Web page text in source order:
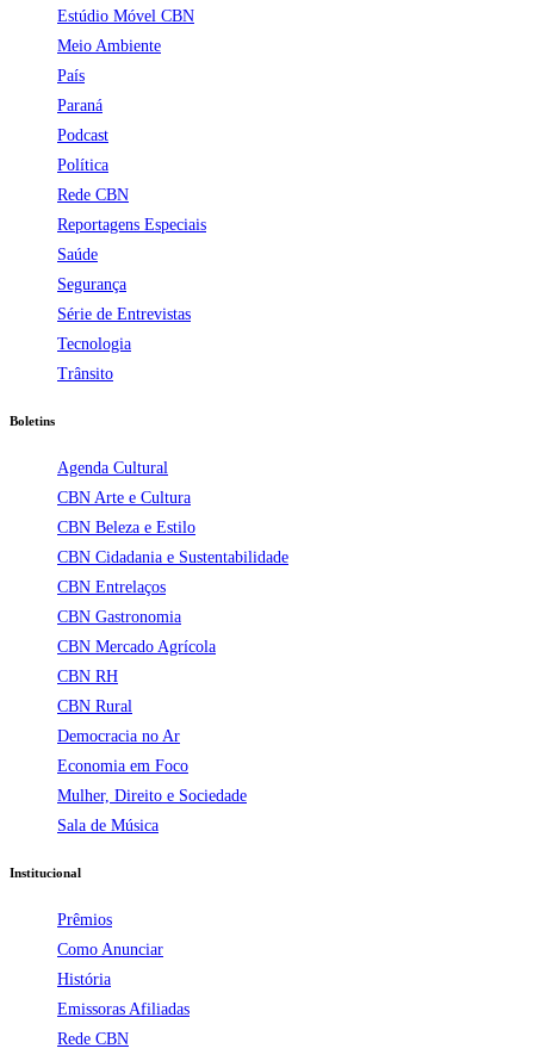
Estúdio Móvel CBN
Meio Ambiente
País
Paraná
Podcast
Política
Rede CBN
Reportagens Especiais
Saúde
Segurança
Série de Entrevistas
Tecnologia
Trânsito
Boletins
Agenda Cultural
CBN Arte e Cultura
CBN Beleza e Estilo
CBN Cidadania e Sustentabilidade
CBN Entrelaços
CBN Gastronomia
CBN Mercado Agrícola
CBN RH
CBN Rural
Democracia no Ar
Economia em Foco
Mulher, Direito e Sociedade
Sala de Música
Institucional
Prêmios
Como Anunciar
História
Emissoras Afiliadas
Rede CBN